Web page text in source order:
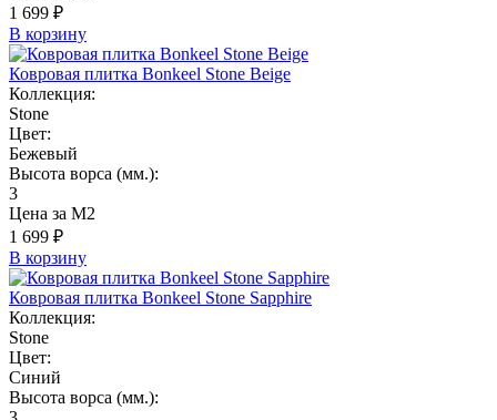
1 699 ₽
В корзину
Ковровая плитка Bonkeel Stone Beige
Коллекция:
Stone
Цвет:
Бежевый
Высота ворса (мм.):
3
Цена за М2
1 699 ₽
В корзину
Ковровая плитка Bonkeel Stone Sapphire
Коллекция:
Stone
Цвет:
Синий
Высота ворса (мм.):